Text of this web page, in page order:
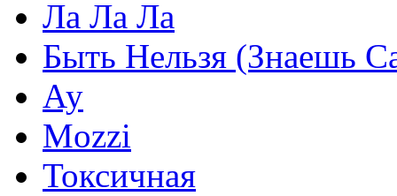
Ла Ла Ла
Быть Нельзя (Знаешь
Ау
Mozzi
Токсичная